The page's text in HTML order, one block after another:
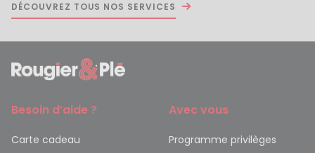
DÉCOUVREZ TOUS NOS SERVICES
Besoin d’aide ?
Carte cadeau
Avec vous
Programme privilèges